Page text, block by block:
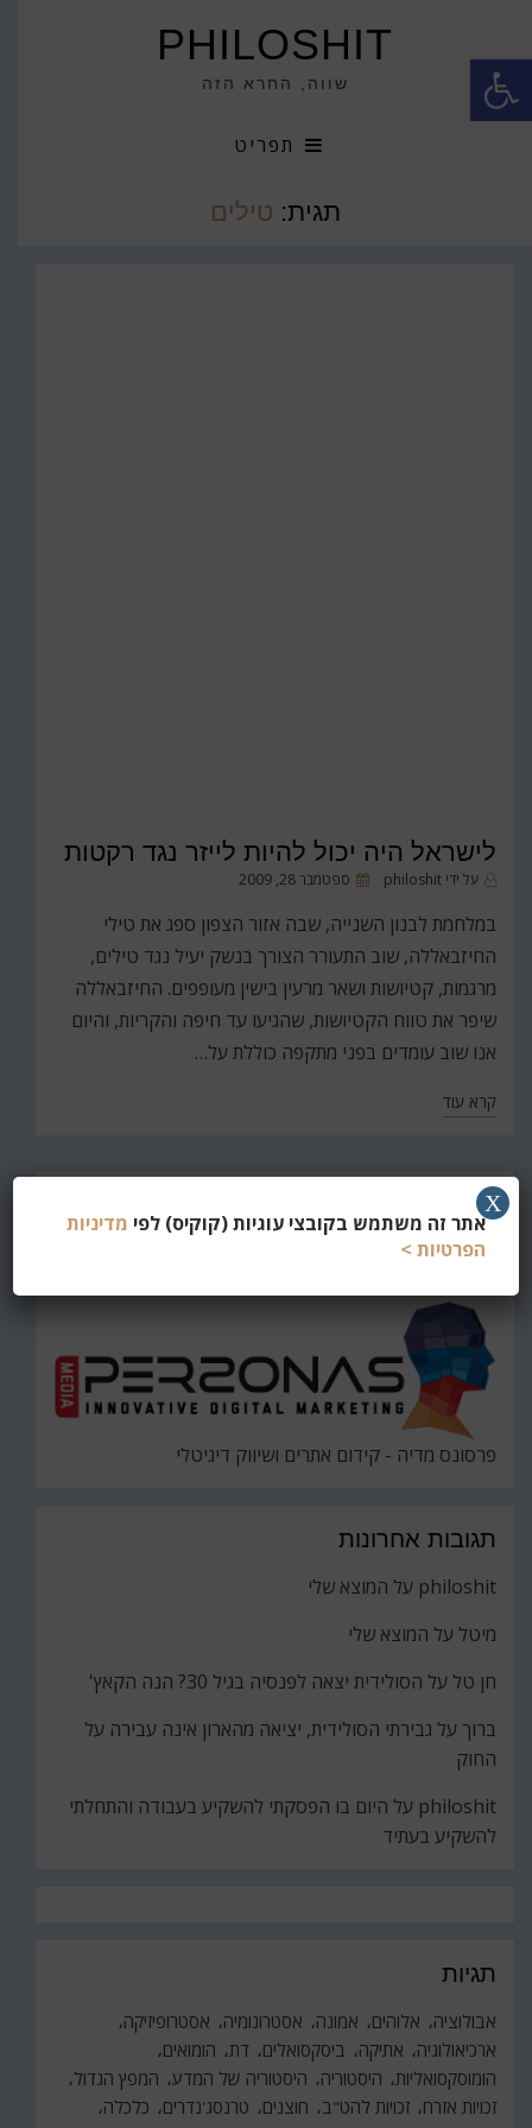
פתח סרגל נגישות PHILOSHIT
שווה, החרא הזה
תפריט
תגית: טילים
לישראל היה יכול להיות לייזר נגד רקטות
על ידי philoshit
פורסםספטמבר 28, 2009
במלחמת לבנון השנייה, שבה אזור הצפון ספג את טילי
החיזבאללה, שוב התעורר הצורך בנשק יעיל נגד טילים,
מרגמות, קטיושות ושאר מרעין בישין מעופפים. החיזבאללה
שיפר את טווח הקטיושות, שהגיעו עד חיפה והקריות, והיום
אנו שוב עומדים בפני מתקפה כוללת על…
קרא עוד
חפש
את
פרסונס מדיה - קידום אתרים ושיווק דיגיטלי
תגובות אחרונות
philoshit על המוצא שלי
מיטל על המוצא שלי
חן טל על הסולידית יצאה לפנסיה בגיל 30? הנה הקאץ'
ברוך על גבירתי הסולידית, יציאה מהארון אינה עבירה על
החוק
philoshit על היום בו הפסקתי להשקיע בעבודה והתחלתי
להשקיע בעתיד
תגיות
אבולוציה אלוהים אמונה אסטרונומיה
אסטרופיזיקה
ארכיאולוגיה
אתיקה ביסקסואלים דת הומואים
הומוסקסואליות היסטוריה היסטוריה של המדע המפץ הגדול
זכויות אזרח זכויות להט"ב חוצנים טרנסג'נדרים
כלכלה
אתר זה משתמש בקובצי עוגיות (קוקיס) לפי מדיניות
הפרטיות >
X